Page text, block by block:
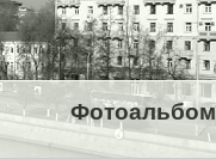
Фотоальбом